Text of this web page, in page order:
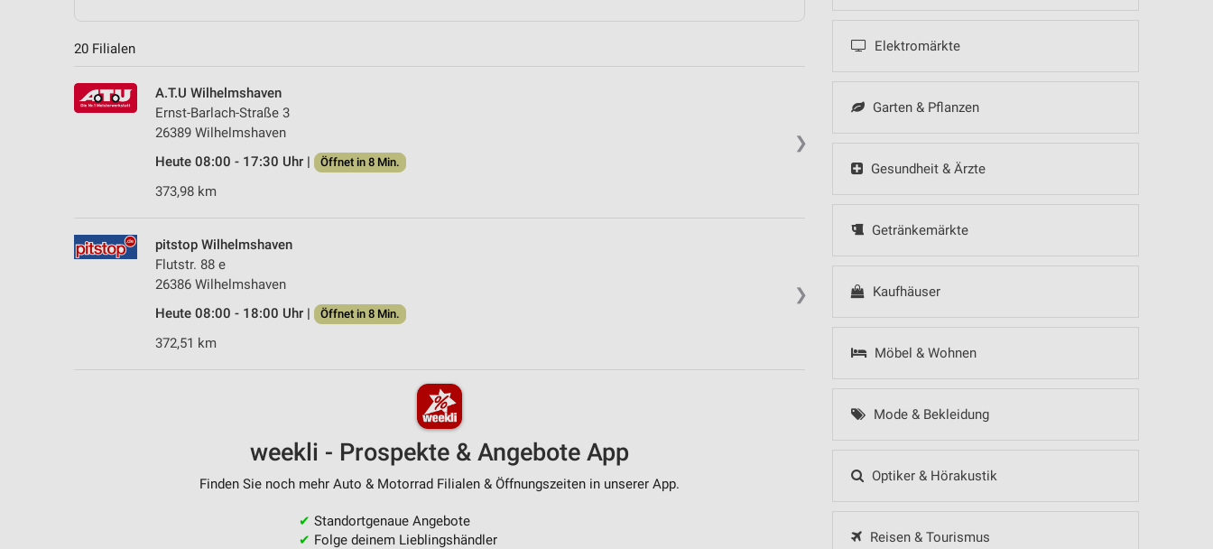
Elektromärkte
Garten & Pflanzen
Gesundheit & Ärzte
Getränkemärkte
Kaufhäuser
Möbel & Wohnen
Mode & Bekleidung
Optiker & Hörakustik
Reisen & Tourismus
20 Filialen
❯
A.T.U Wilhelmshaven
Ernst-Barlach-Straße 3
26389 Wilhelmshaven
Heute 08:00 - 17:30 Uhr |
Öffnet in 8 Min.
373,98 km
❯
pitstop Wilhelmshaven
Flutstr. 88 e
26386 Wilhelmshaven
Heute 08:00 - 18:00 Uhr |
Öffnet in 8 Min.
372,51 km
weekli - Prospekte & Angebote App
Finden Sie noch mehr Auto & Motorrad Filialen & Öffnungszeiten in unserer App.
✔ Standortgenaue Angebote
✔ Folge deinem Lieblingshändler